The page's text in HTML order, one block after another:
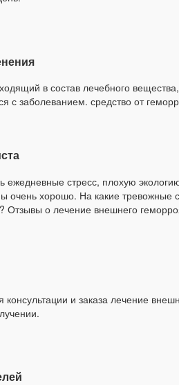
в состав лечебного
с заболеванием. средство от
ежедневные стресс, плохую
очень хорошо. На какие
Отзывы о лечение внешнего
и заказа лечение